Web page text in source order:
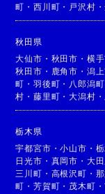
町 ・西川町 ・ 戸沢村 ・
秋田県
大仙市 ・ 秋田市 ・ 横
秋田市 ・ 鹿角市 ・ 潟
町 ・羽後町 ・ 八郎潟町
村 ・藤里町 ・大潟村 ・
栃木県
宇都宮市 ・小山市 ・
日光市 ・ 真岡市 ・ 大
三川町 ・ 高根沢町 ・
町 ・芳賀町 ・ 茂木町 ・